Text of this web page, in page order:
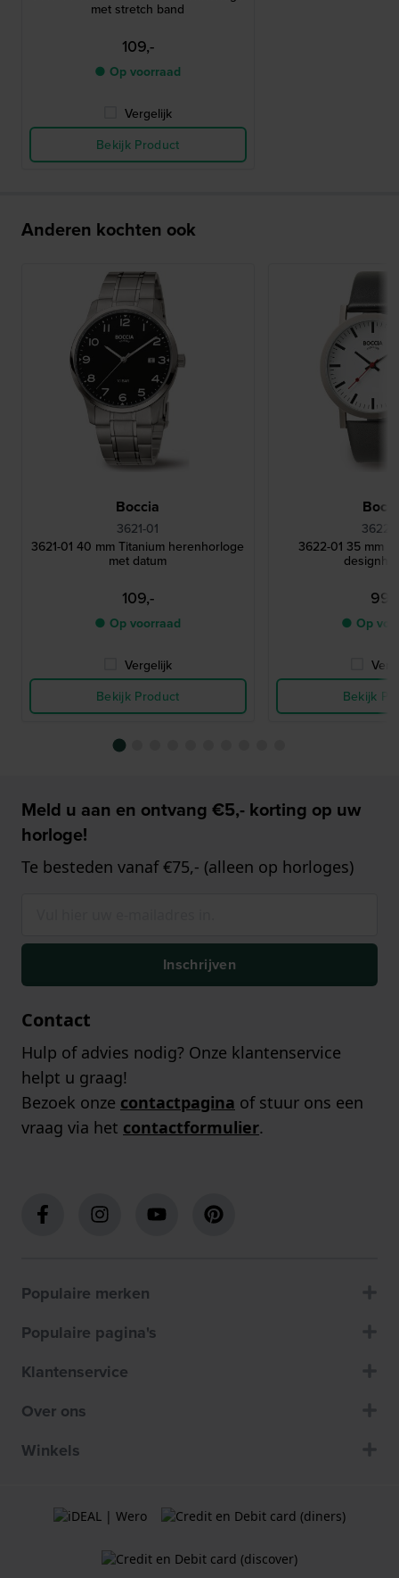
met stretch band
109,-
● Op voorraad
Vergelijk
Bekijk Product
Anderen kochten ook
Boccia
3621-01
3621-01 40 mm Titanium herenhorloge
met datum
109,-
● Op voorraad
Vergelijk
Bekijk Product
3622-
3622-01 35 mm
99,-
● Op
Bekijk
Meld u aan en ontvang €5,- korting op uw
horloge!
Te besteden vanaf €75,- (alleen op horloges)
Inschrijven
Contact
Hulp of advies nodig? Onze klantenservice
helpt u graag!
Bezoek onze contactpagina of stuur ons een
vraag via het contactformulier.
Populaire merken
Populaire pagina's
Klantenservice
Over ons
Winkels